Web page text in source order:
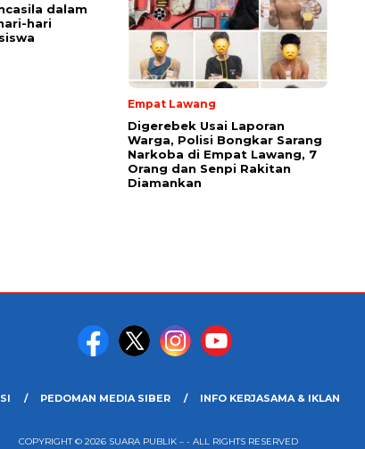
dalam
hari
Empat Lawang
Digerebek Usai Laporan
Warga, Polisi Bongkar Sarang
Narkoba di Empat Lawang, 7
Orang dan Senpi Rakitan
Diamankan
PEDOMAN MEDIA SIBER INFO KERJASAMA & IKLAN
COPYRIGHT © 2026 SUARA PUBLIK – - ALL RIGHTS RESERVED